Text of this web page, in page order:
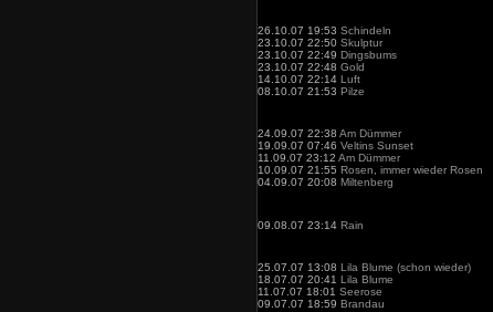
26.10.07 19:53 Schindeln
23.10.07 22:50 Skulptur
23.10.07 22:49 Dingsbums
23.10.07 22:48 Gold
14.10.07 22:14 Luft
08.10.07 21:53 Pilze
24.09.07 22:38 Am Dümmer
19.09.07 07:46 Veltins Sunset
11.09.07 23:12 Am Dümmer
10.09.07 21:55 Rosen, immer wieder Rosen
04.09.07 20:08 Miltenberg
09.08.07 23:14 Rain
25.07.07 13:08 Lila Blume (schon wieder)
18.07.07 20:41 Lila Blume
11.07.07 18:01 Seerose
09.07.07 18:59 Brandau